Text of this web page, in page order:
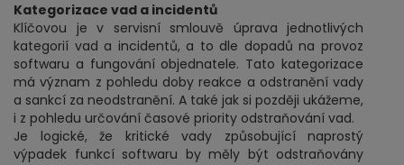
Kategorizace vad a incidentů
Klíčovou je v servisní smlouvě úprava jednotlivých
kategorií vad a incidentů, a to dle dopadů na provoz
softwaru a fungování objednatele. Tato kategorizace
má význam z pohledu doby reakce a odstranění vady
a sankcí za neodstranění. A také jak si později ukážeme,
i z pohledu určování časové priority odstraňování vad.
Je logické, že kritické vady způsobující naprostý
výpadek funkcí softwaru by měly být odstraňovány